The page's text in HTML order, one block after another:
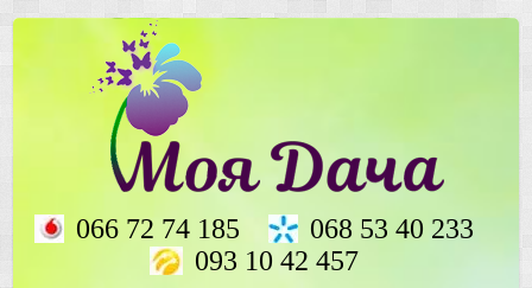
066 72 74 185
068 53 40 233
093 10 42 457